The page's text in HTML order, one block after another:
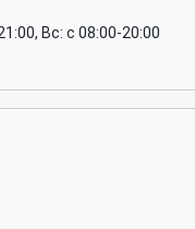
Вс: c 08:00-20:00